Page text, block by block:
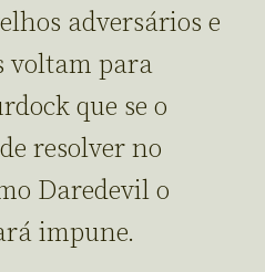
adversários e
voltam para
que se o
resolver no
Daredevil o
impune.